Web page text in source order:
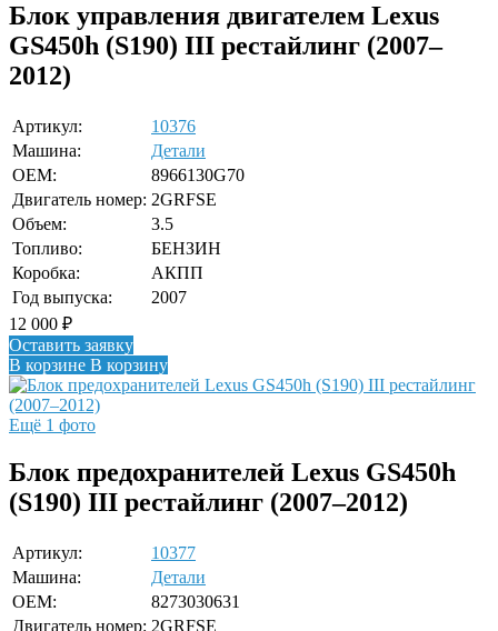
Блок управления двигателем Lexus
GS450h (S190) III рестайлинг (2007–
2012)
Артикул:
10376
Машина:
Детали
OEM:
8966130G70
Двигатель номер: 2GRFSE
Объем:
3.5
Топливо:
БЕНЗИН
Коробка:
АКПП
Год выпуска:
2007
12 000 ₽
Оставить заявку
В корзине В корзину
Ещё 1 фото
Блок предохранителей Lexus GS450h
(S190) III рестайлинг (2007–2012)
Артикул:
10377
Машина:
Детали
OEM:
8273030631
Двигатель номер: 2GRFSE